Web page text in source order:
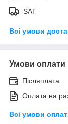
SAT
Всі умови
Умови оплати
Післяплата
Оплата на
Всі умови